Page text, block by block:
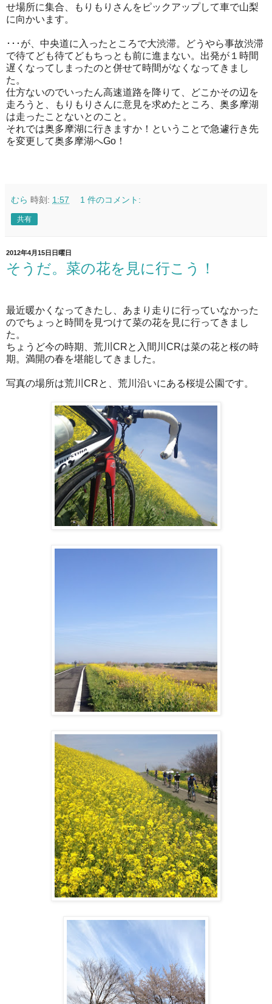
せ場所に集合、もりもりさんをピックアップして車で山梨
に向かいます。
･･･が、中央道に入ったところで大渋滞。どうやら事故渋滞
で待てども待てどもちっとも前に進まない。出発が１時間
遅くなってしまったのと併せて時間がなくなってきまし
た。
仕方ないのでいったん高速道路を降りて、どこかその辺を
走ろうと、もりもりさんに意見を求めたところ、奥多摩湖
は走ったことないとのこと。
それでは奥多摩湖に行きますか！ということで急遽行き先
を変更して奥多摩湖へGo！
むら 時刻: 1:57 1 件のコメント:
共有
2012年4月15日日曜日
そうだ。菜の花を見に行こう！
最近暖かくなってきたし、あまり走りに行っていなかった
のでちょっと時間を見つけて菜の花を見に行ってきまし
た。
ちょうど今の時期、荒川CRと入間川CRは菜の花と桜の時
期。満開の春を堪能してきました。
写真の場所は荒川CRと、荒川沿いにある桜堤公園です。